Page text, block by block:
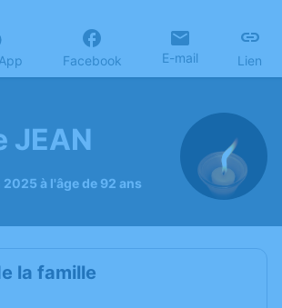
Facebook E-mail Lien
JEAN
à l'âge de 92 ans
la famille